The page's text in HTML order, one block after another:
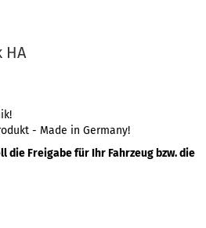
HA
- Made in Germany!
die Freigabe für Ihr Fahrzeug bzw. die